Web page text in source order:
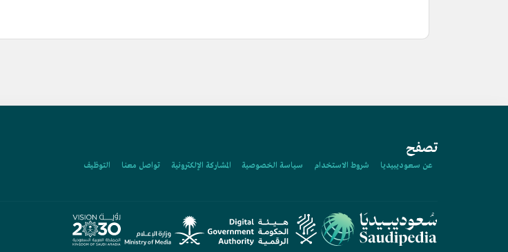
تصفح
عن سعوديبيديا شروط الاستخدام سياسة الخصوصية المشاركة الإلكترونية تواصل معنا التوظيف